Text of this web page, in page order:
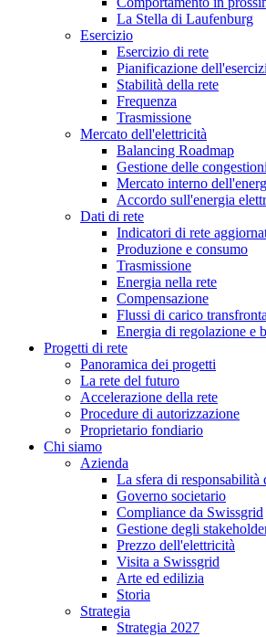
La Stella di Laufenburg
Esercizio
Esercizio di rete
Pianificazione
Stabilità della rete
Frequenza
Trasmissione
Mercato dell'elettricità
Balancing Roadmap
Gestione delle
Mercato interno
Accordo sull'energia
Dati di rete
Indicatori di rete
Produzione e consumo
Trasmissione
Energia nella rete
Compensazione
Flussi di carico
Energia di regolazione e
Progetti di rete
Panoramica dei progetti
La rete del futuro
Accelerazione della rete
Procedure di autorizzazione
Proprietario fondiario
Chi siamo
Azienda
La sfera di responsabilità
Governo societario
Compliance da Swissgrid
Gestione degli
Prezzo dell'elettricità
Visita a Swissgrid
Arte ed edilizia
Storia
Strategia
Strategia 2027